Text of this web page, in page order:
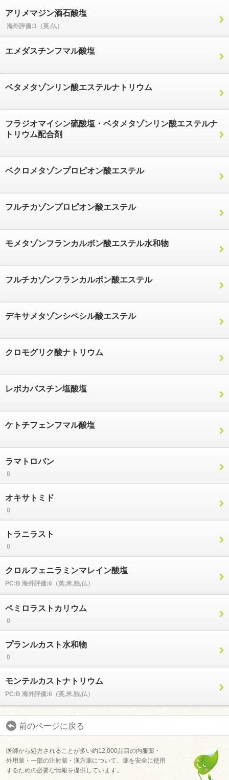
アリメマジン酒石酸塩
海外評価:3（英,仏）
エメダスチンフマル酸塩
ベタメタゾンリン酸エステルナトリウム
フラジオマイシン硫酸塩・ベタメタゾンリン酸エステルナ
トリウム配合剤
ベクロメタゾンプロピオン酸エステル
フルチカゾンプロピオン酸エステル
モメタゾンフランカルボン酸エステル水和物
フルチカゾンフランカルボン酸エステル
デキサメタゾンシペシル酸エステル
クロモグリク酸ナトリウム
レボカバスチン塩酸塩
ケトチフェンフマル酸塩
ラマトロバン
0
オキサトミド
0
トラニラスト
0
クロルフェニラミンマレイン酸塩
PC:B 海外評価:6（英,米,独,仏）
ペミロラストカリウム
0
プランルカスト水和物
0
モンテルカストナトリウム
PC:B 海外評価:6（英,米,独,仏）
前のページに戻る
医師から処方されることが多い約12,000品目の内服薬・
外用薬・一部の注射薬・漢方薬について、薬を安全に使用
するための必要な情報を提供しています。